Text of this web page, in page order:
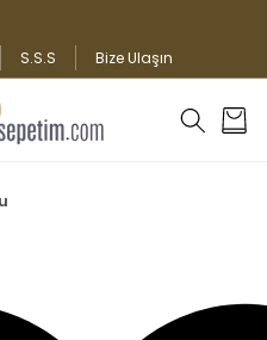
S.S.S Bize Ulaşın
Sepet